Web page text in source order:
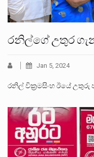
රනිල්ගේ උතුර
Jan 5, 2024
රනිල් වික්‍රමසිංහ ඊයේ උතුරු